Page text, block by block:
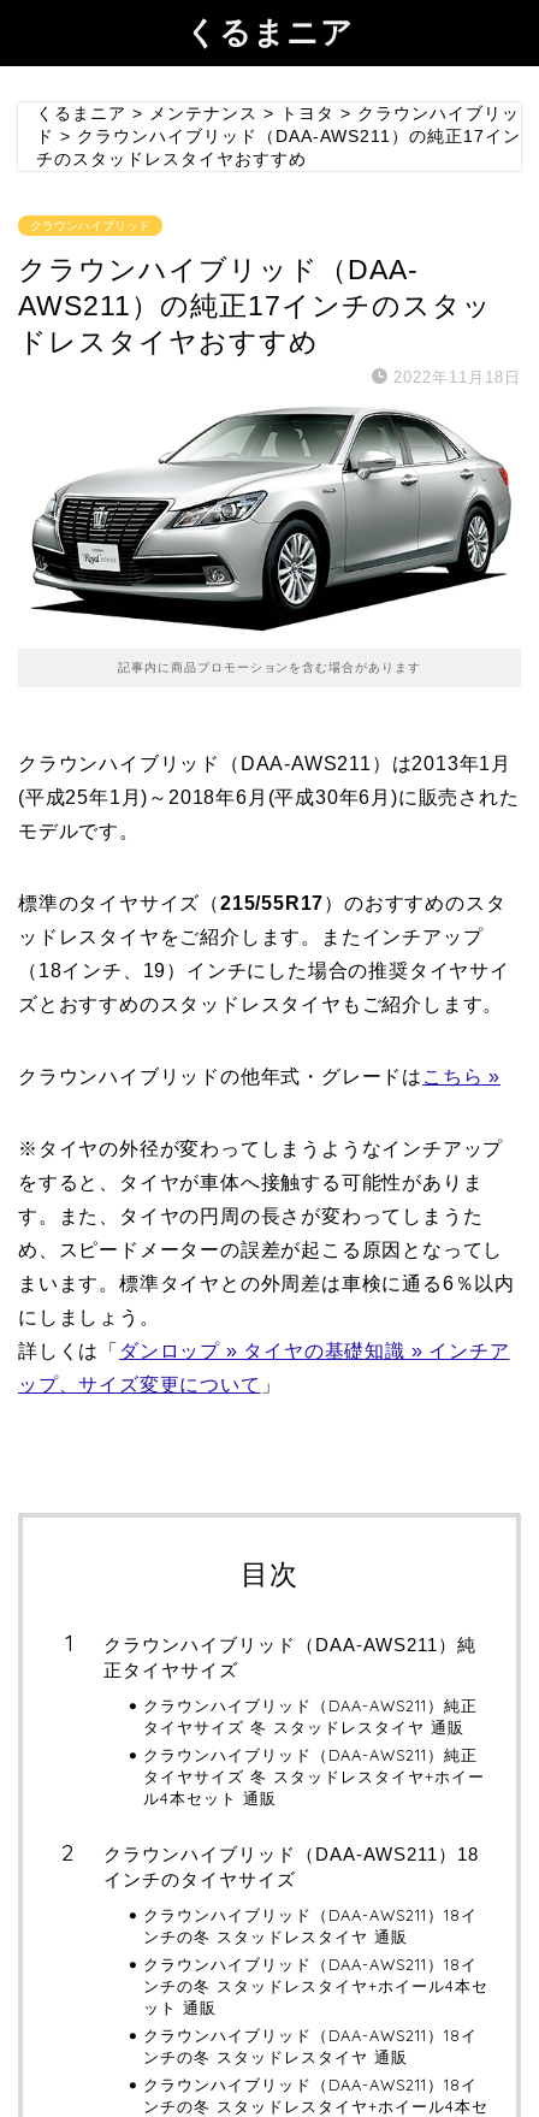
くるまニア
くるまニア > メンテナンス > トヨタ > クラウンハイブリッ
ド > クラウンハイブリッド（DAA-AWS211）の純正17イン
チのスタッドレスタイヤおすすめ
クラウンハイブリッド
クラウンハイブリッド（DAA-
AWS211）の純正17インチのスタッ
ドレスタイヤおすすめ
2022年11月18日
記事内に商品プロモーションを含む場合があります
クラウンハイブリッド（DAA-AWS211）は2013年1月
(平成25年1月)～2018年6月(平成30年6月)に販売された
モデルです。
標準のタイヤサイズ（215/55R17）のおすすめのスタ
ッドレスタイヤをご紹介します。またインチアップ
（18インチ、19）インチにした場合の推奨タイヤサイ
ズとおすすめのスタッドレスタイヤもご紹介します。
クラウンハイブリッドの他年式・グレードは こちら »
※タイヤの外径が変わってしまうようなインチアップ
をすると、タイヤが車体へ接触する可能性がありま
す。また、タイヤの円周の長さが変わってしまうた
め、スピードメーターの誤差が起こる原因となってし
まいます。標準タイヤとの外周差は車検に通る6％以内
にしましょう。
詳しくは「 ダンロップ » タイヤの基礎知識 » インチア
ップ、サイズ変更について 」
目次
クラウンハイブリッド（DAA-AWS211）純
正タイヤサイズ
クラウンハイブリッド（DAA-AWS211）純正
タイヤサイズ 冬 スタッドレスタイヤ 通販
クラウンハイブリッド（DAA-AWS211）純正
タイヤサイズ 冬 スタッドレスタイヤ+ホイー
ル4本セット 通販
クラウンハイブリッド（DAA-AWS211）18
インチのタイヤサイズ
クラウンハイブリッド（DAA-AWS211）18イ
ンチの冬 スタッドレスタイヤ 通販
クラウンハイブリッド（DAA-AWS211）18イ
ンチの冬 スタッドレスタイヤ+ホイール4本セ
ット 通販
クラウンハイブリッド（DAA-AWS211）18イ
ンチの冬 スタッドレスタイヤ 通販
クラウンハイブリッド（DAA-AWS211）18イ
ンチの冬 スタッドレスタイヤ+ホイール4本セ